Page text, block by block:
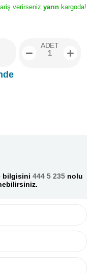
verirseniz yarın kargoda!
ADET
bilgisini 444 5 235 nolu